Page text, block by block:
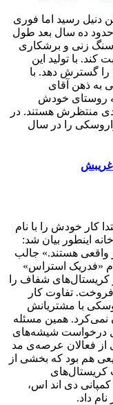
دنیل رسید اما فوری
ده سال بعد طول
سنگ زنی و برشکاری
کند. با تولید این
گسترش دهد. با
به ذهن آقای
به روستای خودش
منتظرش هستند. در
را در سال
غریبش
کار خودش را با نام
اینطور بیان شد:
واقعی هستند.» جالب
«فدریک استراس»
شفاف را
تفاوت کار
با مشتریانش
نمی‌کرد. همین مسئله
درخواست شیشه‌های
از فعالان عرصه‌ی مد
هم بود که بخشی از
کریستال‌های
دی اند اس،
داد.